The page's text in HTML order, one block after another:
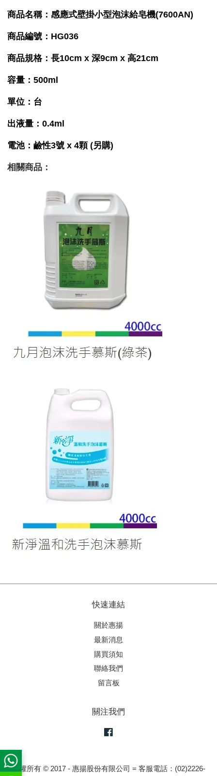
商品名稱：感應式壁掛小型泡沫給皂機(7600AN)
商品編號：HG036
商品規格：長10cm x 深9cm x 高21cm
容量：500ml
單位：台
出液量 ： 0.4ml
電池 ：鹼性3號 x 4顆 (另購)
相關商品 ：
快速連結
關於惠揚
最新消息
購買須知
聯絡我們
留言板
關注我們
版權所有 © 2017 - 惠揚股份有限公司 = 客服電話：(02)2226-